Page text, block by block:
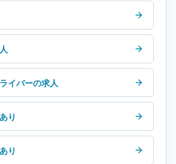
イバーの求人
り
り